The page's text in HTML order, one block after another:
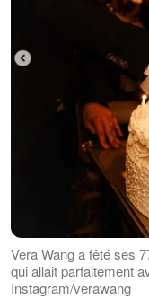
Vera Wang a fêté ses
qui allait parfaitement
Instagram/verawang